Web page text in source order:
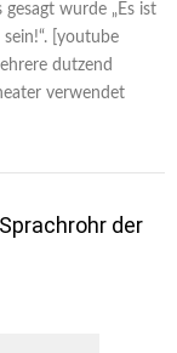
wurde „Es ist
[youtube
dutzend
verwendet
der